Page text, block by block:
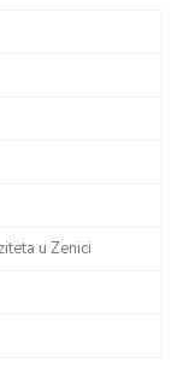
u Zenici